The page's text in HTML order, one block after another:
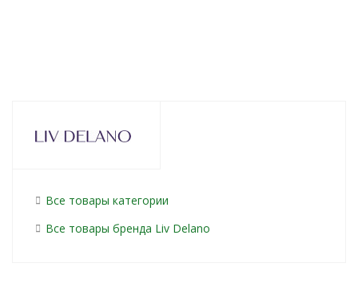
Все товары категории
Все товары бренда Liv Delano